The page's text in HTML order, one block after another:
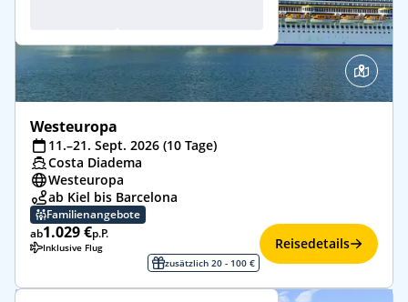
Westeuropa
11.–21. Sept. 2026 (10 Tage)
Costa Diadema
Westeuropa
ab Kiel bis Barcelona
Familienangebote
ab1.029 €p.P.
Inklusive Flug
zusätzlich 20 - 100 €
Reisedetails